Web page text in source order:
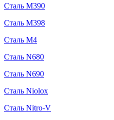
Сталь M390
Сталь M398
Сталь M4
Сталь N680
Сталь N690
Сталь Niolox
Сталь Nitro-V